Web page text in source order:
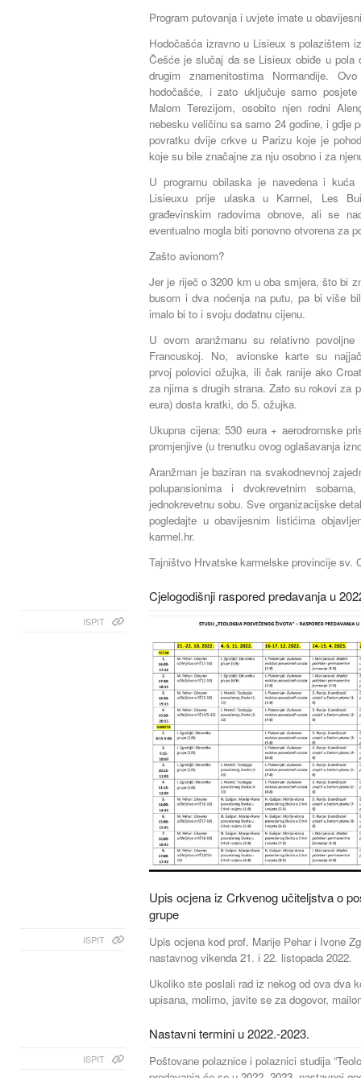
Program putovanja i uvjete imate u
Hodočašća izravno u Lisieux s polazištem
Češće je slučaj da se Lisieux obiđe u pola
drugim znamenitostima Normandije.
hodočašće, i zato uključuje samo
Malom Terezijom, osobito njen rodni
nebesku veličinu sa samo 24 godine, i gdje
povratku dvije crkve u Parizu koje je
koje su bile značajne za nju osobno i za
U programu obilaska je navedena i
Lisieuxu prije ulaska u Karmel, Les
građevinskim radovima obnove, ali se
eventualno mogla biti ponovno otvorena za
Zašto avionom?
Jer je riječ o 3200 km u oba smjera, što bi
busom i dva noćenja na putu, pa bi više
imalo bi to i svoju dodatnu cijenu.
U ovom aranžmanu su relativno
Francuskoj. No, avionske karte su
prvoj polovici ožujka, ili čak ranije ako
za njima s drugih strana. Zato su rokovi za
eura) dosta kratki, do 5. ožujka.
Ukupna cijena: 530 eura + aerodromske
promjenjive (u trenutku ovog oglašavanja
Aranžman je baziran na svakodnevnoj
polupansionima i dvokrevetnim
jednokrevetnu sobu. Sve organizacijske
pogledajte u obavijesnim listićima
karmel.hr.
Tajništvo Hrvatske karmelske provincije sv.
Cjelogodišnji raspored predavanja u
ISPIT
Upis ocjena iz Crkvenog učiteljstva o
grupe
ISPIT
Upis ocjena kod prof. Marije Pehar i Ivone
nastavnog vikenda 21. i 22. listopada 2022.
Ukoliko ste poslali rad iz nekog od ova dva
upisana, molimo, javite se za dogovor,
Nastavni termini u 2022.-2023.
ISPIT
Poštovane polaznice i polaznici studija